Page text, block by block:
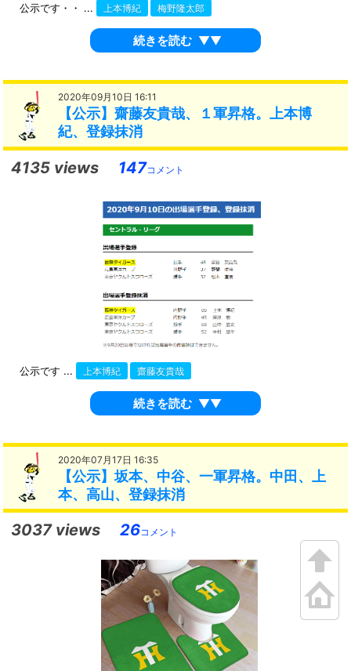
公示です・・ ... 上本博紀 梅野隆太郎
続きを読む ▼▼
2020年09月10日 16:11
【公示】齋藤友貴哉、１軍昇格。上本博
紀、登録抹消
4135 views 147コメント
公示です ... 上本博紀 齋藤友貴哉
続きを読む ▼▼
2020年07月17日 16:35
【公示】坂本、中谷、一軍昇格。中田、上
本、高山、登録抹消
3037 views 26コメント